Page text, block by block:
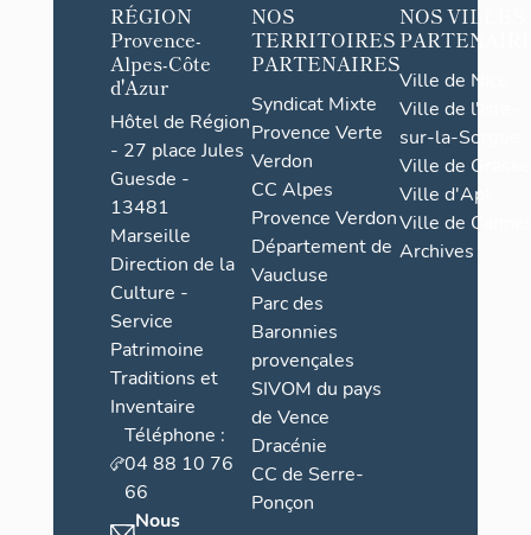
RÉGION
Provence-
Alpes-Côte
d'Azur
Hôtel de Région
- 27 place Jules
Guesde -
13481
Marseille
Direction de la
Culture -
Service
Patrimoine
Traditions et
Inventaire
Téléphone :
04 88 10 76
66
Nous
NOS
TERRITOIRES
PARTENAIRES
Syndicat Mixte
Provence Verte
Verdon
CC Alpes
Provence Verdon
Département de
Vaucluse
Parc des
Baronnies
provençales
SIVOM du pays
de Vence
Dracénie
CC de Serre-
Ponçon
NOS VILLES
Ville de Nice
Ville de l'Isle-
sur-la-Sorgue
Ville de Grasse
Ville d'Apt
Ville de
Archives